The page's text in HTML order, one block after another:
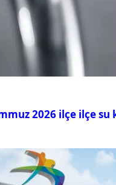
2026 ilçe ilçe